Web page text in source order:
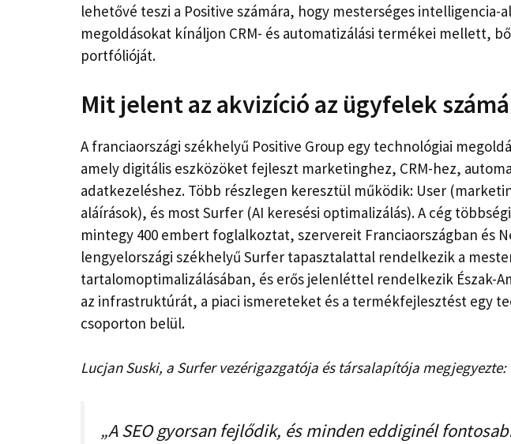
lehetővé teszi a Positive számára, hogy mesterséges intelligencia-
megoldásokat kínáljon CRM- és automatizálási termékei mellett,
portfólióját.
Mit jelent az akvizíció az ügyfelek
A franciaországi székhelyű Positive Group egy technológiai
amely digitális eszközöket fejleszt marketinghez, CRM-hez,
adatkezeléshez. Több részlegen keresztül működik: User
aláírások), és most Surfer (AI keresési optimalizálás). A cég
mintegy 400 embert foglalkoztat, szervereit Franciaországban és
lengyelországi székhelyű Surfer tapasztalattal rendelkezik a
tartalomoptimalizálásában, és erős jelenléttel rendelkezik Észak-
az infrastruktúrát, a piaci ismereteket és a termékfejlesztést egy
csoporton belül.
Lucjan Suski, a Surfer vezérigazgatója és társalapítója megjegyezte:
„A SEO gyorsan fejlődik, és minden eddiginél